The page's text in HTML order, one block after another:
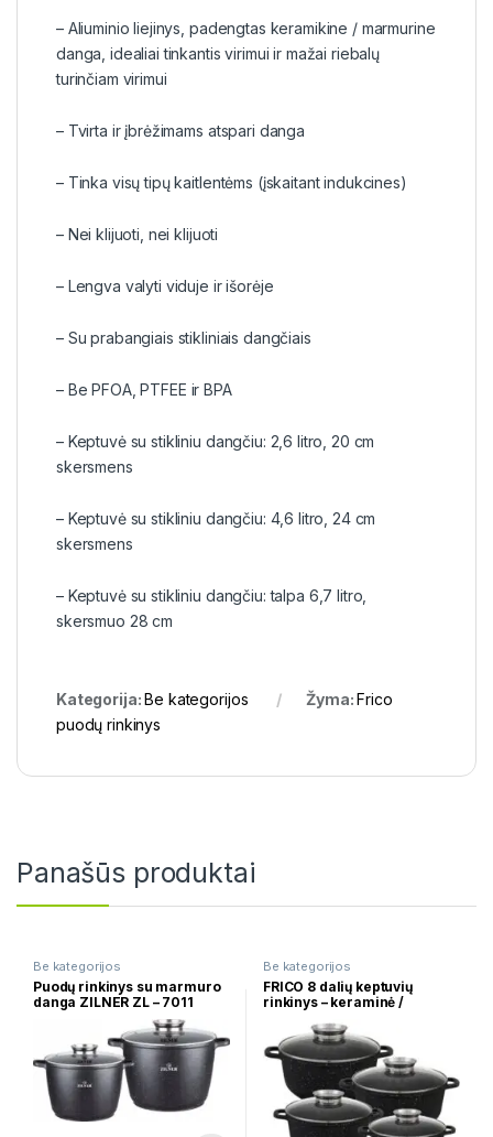
– Aliuminio liejinys, padengtas keramikine / marmurine
danga, idealiai tinkantis virimui ir mažai riebalų
turinčiam virimui
– Tvirta ir įbrėžimams atspari danga
– Tinka visų tipų kaitlentėms (įskaitant indukcines)
– Nei klijuoti, nei klijuoti
– Lengva valyti viduje ir išorėje
– Su prabangiais stikliniais dangčiais
– Be PFOA, PTFEE ir BPA
– Keptuvė su stikliniu dangčiu: 2,6 litro, 20 cm
skersmens
– Keptuvė su stikliniu dangčiu: 4,6 litro, 24 cm
skersmens
– Keptuvė su stikliniu dangčiu: talpa 6,7 litro,
skersmuo 28 cm
Kategorija:Be kategorijos Žyma:Frico
puodų rinkinys
Panašūs produktai
Be kategorijos
Puodų rinkinys su marmuro
danga ZILNER ZL – 7011
Be kategorijos
FRICO 8 dalių keptuvių
rinkinys – keraminė /